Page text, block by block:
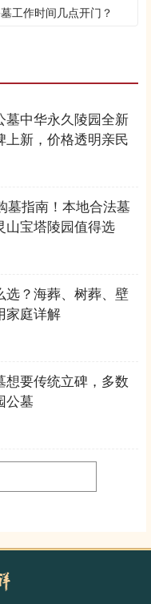
工作时间几点开门？
墓中华永久陵园全新
上新，价格透明亲民
墓指南！本地合法墓
山宝塔陵园值得选
选？海葬、树葬、壁
家庭详解
想要传统立碑，多数
公墓